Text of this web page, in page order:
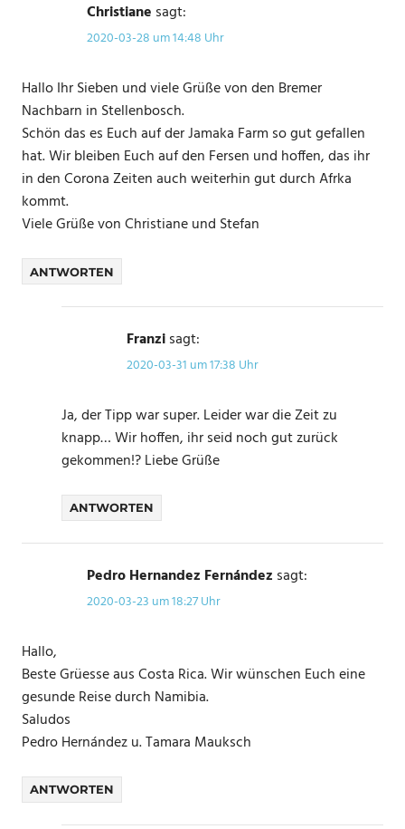
Christiane sagt:
2020-03-28 um 14:48 Uhr
Hallo Ihr Sieben und viele Grüße von den Bremer
Nachbarn in Stellenbosch.
Schön das es Euch auf der Jamaka Farm so gut gefallen
hat. Wir bleiben Euch auf den Fersen und hoffen, das ihr
in den Corona Zeiten auch weiterhin gut durch Afrka
kommt.
Viele Grüße von Christiane und Stefan
ANTWORTEN
Franzisagt:
2020-03-31 um 17:38 Uhr
Ja, der Tipp war super. Leider war die Zeit zu
knapp… Wir hoffen, ihr seid noch gut zurück
gekommen!? Liebe Grüße
ANTWORTEN
Pedro Hernandez Fernández sagt:
2020-03-23 um 18:27 Uhr
Hallo,
Beste Grüesse aus Costa Rica. Wir wünschen Euch eine
gesunde Reise durch Namibia.
Saludos
Pedro Hernández u. Tamara Mauksch
ANTWORTEN